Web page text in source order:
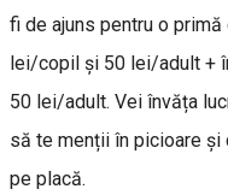
fi de ajuns pentru o
lei/copil și 50 lei/adult +
50 lei/adult. Vei învăța
să te menții în picioare
pe placă.